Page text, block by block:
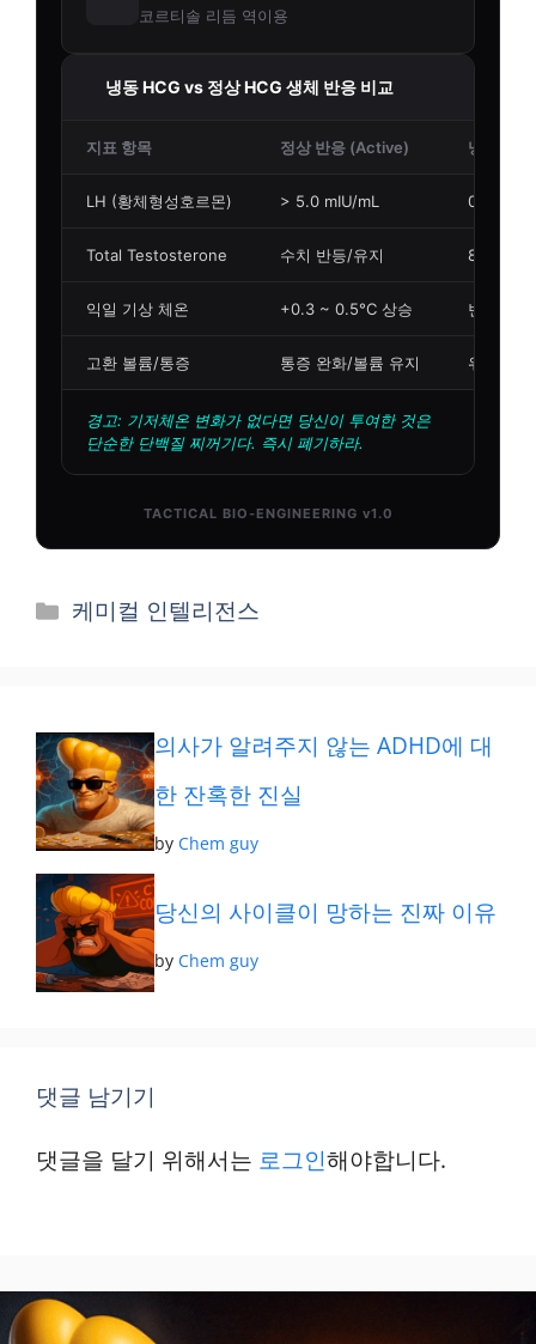
카
케미컬 인텔리전스
의사가 알려주지 않는 ADHD에 대
한 잔혹한 진실
byChem guy
당신의 사이클이 망하는 진짜 이유
byChem guy
댓글 남기기
댓글을 달기 위해서는 로그인해야합니다.